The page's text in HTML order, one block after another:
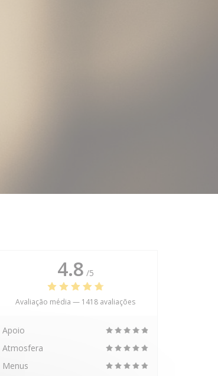
4.8 /5
Avaliação média — 1418 avaliações
Apoio
Atmosfera
Menus